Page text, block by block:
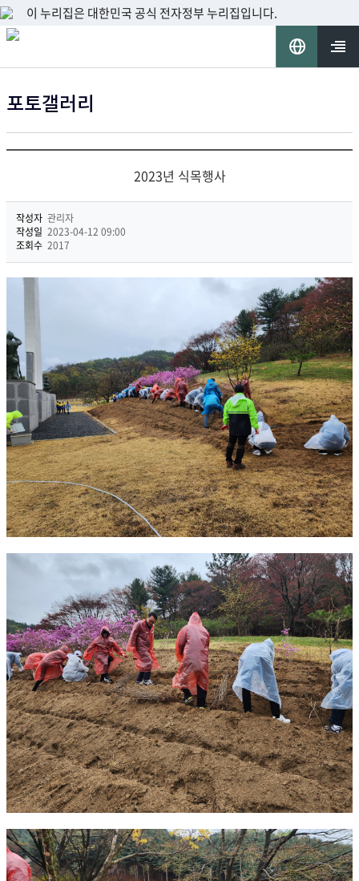
이 누리집은 대한민국 공식 전자정부 누리집입니다.
선
포토갤러리
2023년 식목행사
작성자 관리자
작성일 2023-04-12 09:00
조회수 2017